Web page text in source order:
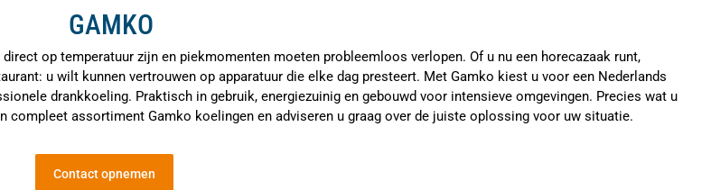
GAMKO
op temperatuur zijn en piekmomenten moeten probleemloos verlopen. Of u nu een horecazaak runt,
u wilt kunnen vertrouwen op apparatuur die elke dag presteert. Met Gamko kiest u voor een Nederlands
drankkoeling. Praktisch in gebruik, energiezuinig en gebouwd voor intensieve omgevingen. Precies wat u
compleet assortiment Gamko koelingen en adviseren u graag over de juiste oplossing voor uw situatie.
Contact opnemen